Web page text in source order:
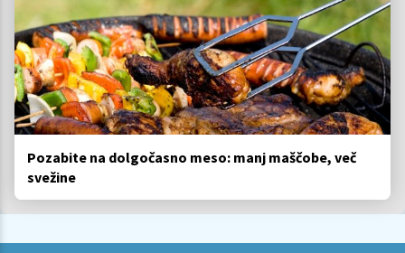
Pozabite na dolgočasno meso: manj maščobe, več
svežine